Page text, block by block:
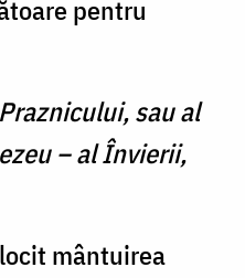
pentru
sau al
– al Învierii,
mântuirea